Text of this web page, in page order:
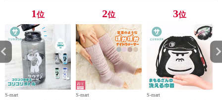
TOPAZ 1410
1位
S-mart
2位
S-mart
3位
S-mart